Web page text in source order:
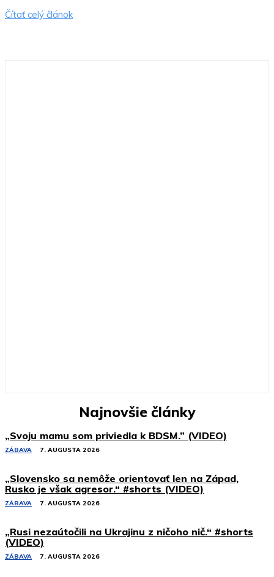
Čítať celý článok
Najnovšie články
„Svoju mamu som priviedla k BDSM.” (VIDEO)
ZÁBAVA 7. AUGUSTA 2026
„Slovensko sa nemôže orientovať len na Západ,
Rusko je však agresor.“ #shorts (VIDEO)
ZÁBAVA 7. AUGUSTA 2026
„Rusi nezaútočili na Ukrajinu z ničoho nič.“ #shorts
(VIDEO)
ZÁBAVA 7. AUGUSTA 2026